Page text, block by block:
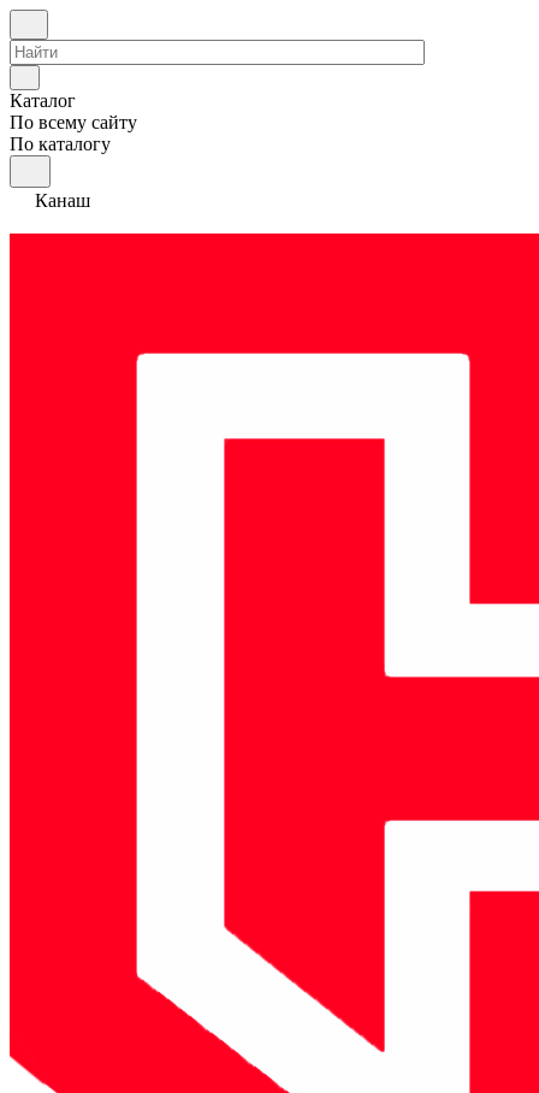
Каталог
По всему сайту
По каталогу
Канаш